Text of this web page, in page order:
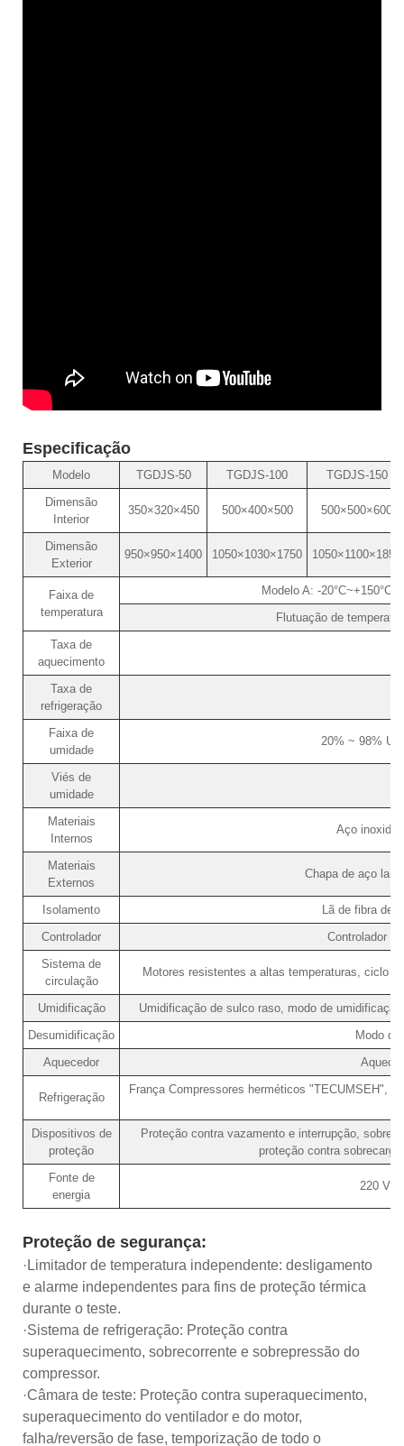
Especificação
Modelo TGDJS-50 TGDJS-100
TGDJS-150
Dimensão
Interior
350×320×450 500×400×500 500×500×600
Dimensão
Exterior
950×950×1400 1050×1030×1750 1050×1100×1850
Faixa de
temperatura
Modelo A: -20°C~+150°C
Flutuação de
Taxa de
aquecimento
Taxa de
refrigeração
Faixa de
umidade
20% ~ 98%
Viés de
umidade
Materiais
Internos
Aço
Materiais
Externos
Chapa de aço
Isolamento
Lã de fibra de
Controlador
Controlador
Sistema de
circulação
Motores resistentes a altas temperaturas, ciclo
Umidificação
Umidificação de sulco raso, modo de
Desumidificação
Modo
Aquecedor
Refrigeração
França Compressores herméticos "TECUMSEH",
Dispositivos de
proteção
Proteção contra vazamento e interrupção,
proteção contra
Fonte de
energia
220
Proteção de segurança:
·Limitador de temperatura independente: desligamento
e alarme independentes para fins de proteção térmica
durante o teste.
·Sistema de refrigeração: Proteção contra
superaquecimento, sobrecorrente e sobrepressão do
compressor.
·Câmara de teste: Proteção contra superaquecimento,
superaquecimento do ventilador e do motor,
falha/reversão de fase, temporização de todo o